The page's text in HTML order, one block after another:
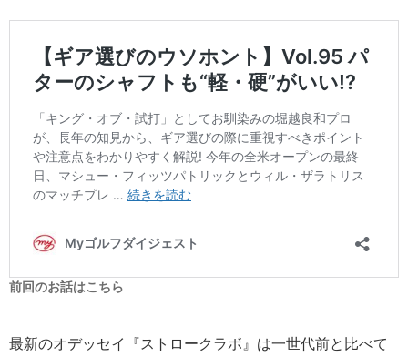
前回のお話はこちら
最新のオデッセイ『ストロークラボ』は一世代前と比べて